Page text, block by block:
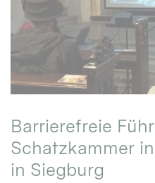
Barrierefreie
Schatzkammer
in Siegburg